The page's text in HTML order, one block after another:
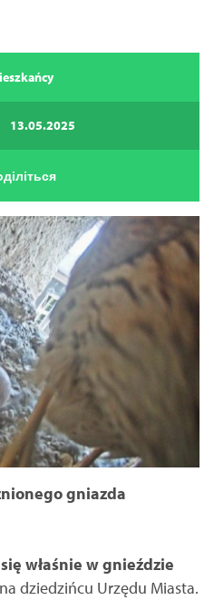
13.05.2025
gniazda
właśnie w gnieździe
dziedzińcu Urzędu Miasta.